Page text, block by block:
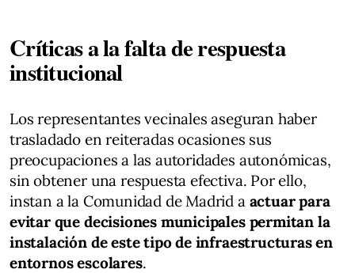
Críticas a la falta de respuesta
institucional
Los representantes vecinales aseguran haber
trasladado en reiteradas ocasiones sus
preocupaciones a las autoridades autonómicas,
sin obtener una respuesta efectiva. Por ello,
instan a la Comunidad de Madrid a actuar para
evitar que decisiones municipales permitan la
instalación de este tipo de infraestructuras en
entornos escolares.